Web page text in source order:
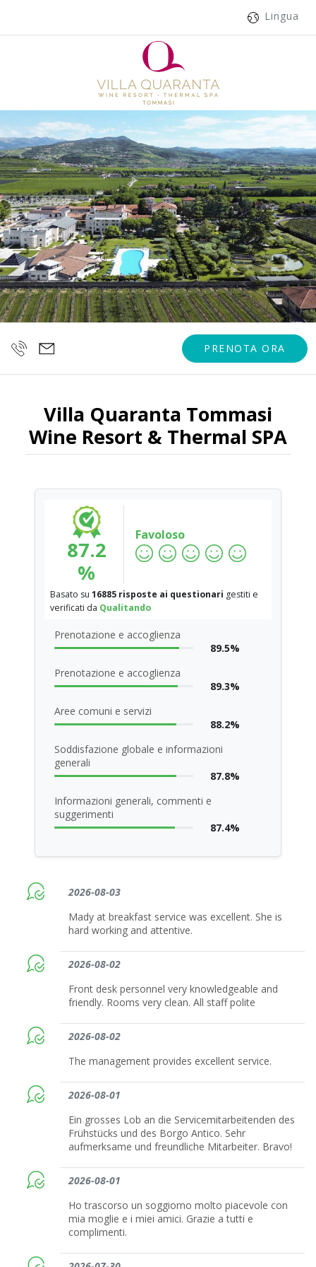
Lingua
PRENOTA ORA
Villa Quaranta Tommasi
Wine Resort & Thermal SPA
2026-08-03
Mady at breakfast service was excellent. She is
hard working and attentive.
2026-08-02
Front desk personnel very knowledgeable and
friendly. Rooms very clean. All staff polite
2026-08-02
The management provides excellent service.
2026-08-01
Ein grosses Lob an die Servicemitarbeitenden des
Frühstücks und des Borgo Antico. Sehr
aufmerksame und freundliche Mitarbeiter. Bravo!
2026-08-01
Ho trascorso un soggiorno molto piacevole con
mia moglie e i miei amici. Grazie a tutti e
complimenti.
87.2
%
Favoloso
Basato su 16885 risposte ai questionari gestiti e
verificati da Qualitando
Prenotazione e accoglienza
89.5%
Prenotazione e accoglienza
89.3%
Aree comuni e servizi
88.2%
Soddisfazione globale e informazioni
generali
87.8%
Informazioni generali, commenti e
suggerimenti
87.4%